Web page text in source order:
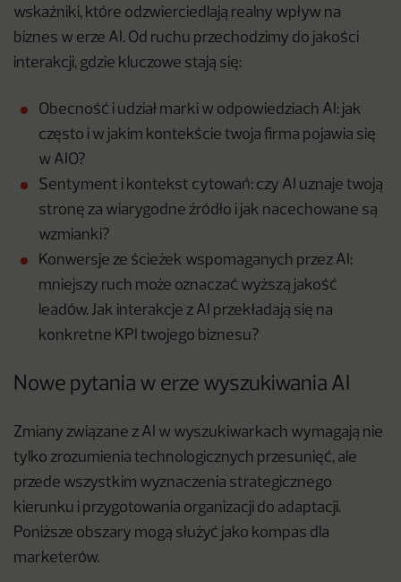
wskaźniki, które odzwierciedlają realny wpływ na
biznes w erze AI. Od ruchu przechodzimy do jakości
interakcji, gdzie kluczowe stają się:
Obecność i udział marki w odpowiedziach AI: jak
często i w jakim kontekście twoja firma pojawia się
w AIO?
Sentyment i kontekst cytowań: czy AI uznaje twoją
stronę za wiarygodne źródło i jak nacechowane są
wzmianki?
Konwersje ze ścieżek wspomaganych przez AI:
mniejszy ruch może oznaczać wyższą jakość
leadów. Jak interakcje z AI przekładają się na
konkretne KPI twojego biznesu?
Nowe pytania w erze wyszukiwania AI
Zmiany związane z AI w wyszukiwarkach wymagają nie
tylko zrozumienia technologicznych przesunięć, ale
przede wszystkim wyznaczenia strategicznego
kierunku i przygotowania organizacji do adaptacji.
Poniższe obszary mogą służyć jako kompas dla
marketerów.